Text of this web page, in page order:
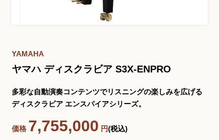
06-6252-0432
お問い合わせフォーム
大阪・本町のピアノ専門店
三木楽器 開成館
YAMAHA
ヤマハ ディスクラビア S3X-ENPRO
多彩な自動演奏コンテンツでリスニングの楽しみを広げる
ディスクラビア エンスパイアシリーズ。
価格 7,755,000 円(税込)